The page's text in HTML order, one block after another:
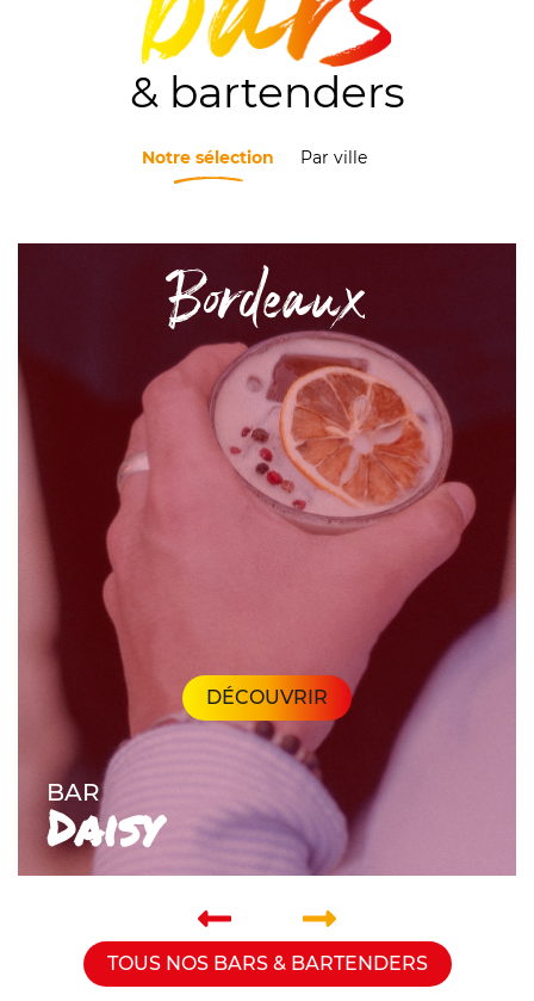
& bartenders
Notre sélection Par ville
Bordeaux
DÉCOUVRIR
BAR
Daisy
TOUS NOS BARS & BARTENDERS